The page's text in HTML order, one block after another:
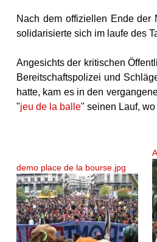
Nach dem offiziellen Ende der
solidarisierte sich im laufe des
Angesichts der kritischen
Bereitschaftspolizei und
hatte, kam es in den
"jeu de la balle" seinen Lauf,
demo place de la bourse.jpg